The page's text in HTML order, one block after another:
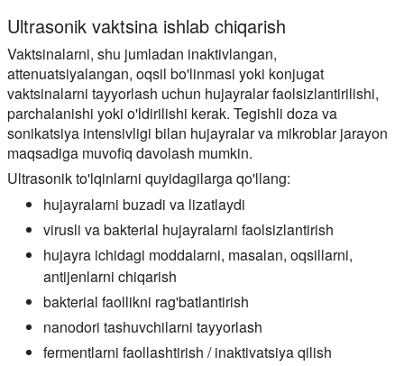
Ultrasonik vaktsina ishlab chiqarish
Vaktsinalarni, shu jumladan inaktivlangan,
attenuatsiyalangan, oqsil bo'linmasi yoki konjugat
vaktsinalarni tayyorlash uchun hujayralar faolsizlantirilishi,
parchalanishi yoki o'ldirilishi kerak. Tegishli doza va
sonikatsiya intensivligi bilan hujayralar va mikroblar jarayon
maqsadiga muvofiq davolash mumkin.
Ultrasonik to'lqinlarni quyidagilarga qo'llang:
hujayralarni buzadi va lizatlaydi
virusli va bakterial hujayralarni faolsizlantirish
hujayra ichidagi moddalarni, masalan, oqsillarni,
antijenlarni chiqarish
bakterial faollikni rag'batlantirish
nanodori tashuvchilarni tayyorlash
fermentlarni faollashtirish / inaktivatsiya qilish